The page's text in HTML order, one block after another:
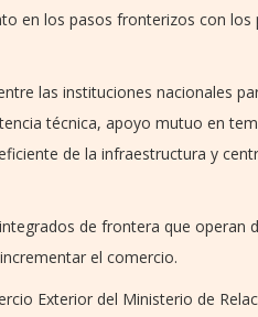
en los pasos fronterizos con los
las instituciones nacionales
técnica, apoyo mutuo en
de la infraestructura y
de frontera que operan
el comercio.
Exterior del Ministerio de